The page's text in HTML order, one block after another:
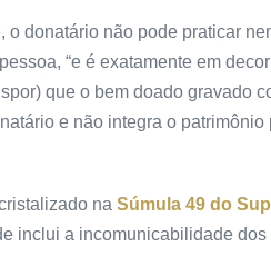
o donatário não pode praticar
“e é exatamente em
que o bem doado gravado
e não integra o
na Súmula 49 do
inclui a incomunicabilidade dos